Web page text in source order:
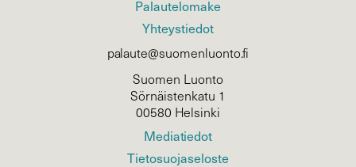
Palautelomake
Yhteystiedot
palaute@suomenluonto.fi
Suomen Luonto
Sörnäistenkatu 1
00580 Helsinki
Mediatiedot
Tietosuojaseloste